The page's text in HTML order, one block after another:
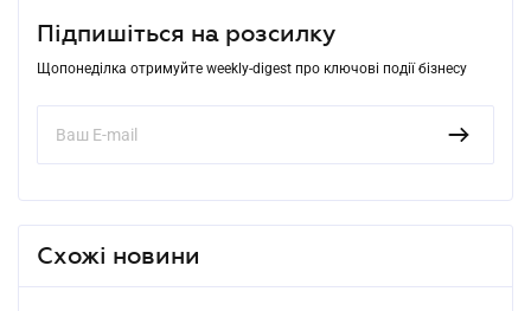
Підпишіться на розсилку
Щопонеділка отримуйте weekly-digest про ключові події бізнесу
Схожі новини